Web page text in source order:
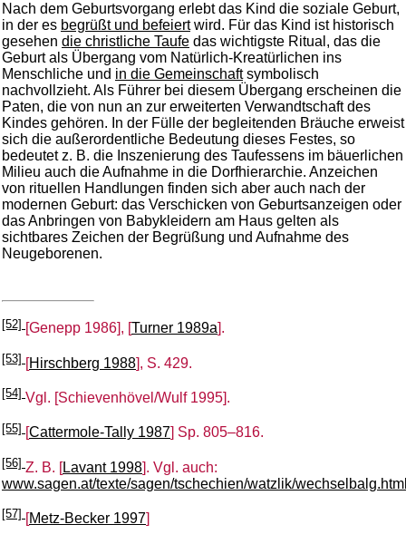
Nach dem Geburtsvorgang erlebt das Kind die soziale Geburt,
in der es begrüßt und befeiertwird. Für das Kind ist historisch
gesehen die christliche Taufe das wichtigste Ritual, das die
Geburt als Übergang vom Natürlich-Kreatürlichen ins
Menschliche und in die Gemeinschaftsymbolisch
nachvollzieht. Als Führer bei diesem Übergang erscheinen die
Paten, die von nun an zur erweiterten Verwandtschaft des
Kindes gehören. In der Fülle der begleitenden Bräuche erweist
sich die außerordentliche Bedeutung dieses Festes, so
bedeutet z. B. die Inszenierung des Taufessens im bäuerlichen
Milieu auch die Aufnahme in die Dorfhierarchie. Anzeichen
von rituellen Handlungen finden sich aber auch nach der
modernen Geburt: das Verschicken von Geburtsanzeigen oder
das Anbringen von Babykleidern am Haus gelten als
sichtbares Zeichen der Begrüßung und Aufnahme des
Neugeborenen.
[52] Genepp 1986 ], [ Turner 1989a ].
[53] [Hirschberg 1988], S. 429.
[54] Vgl. [Schievenhövel/Wulf 1995].
[55] Cattermole-Tally 1987 ] Sp. 805–816.
[56] Z. B. [Lavant 1998]. Vgl. auch:
www.sagen.at/texte/sagen/tschechien/watzlik/
[57] [Metz-Becker 1997]